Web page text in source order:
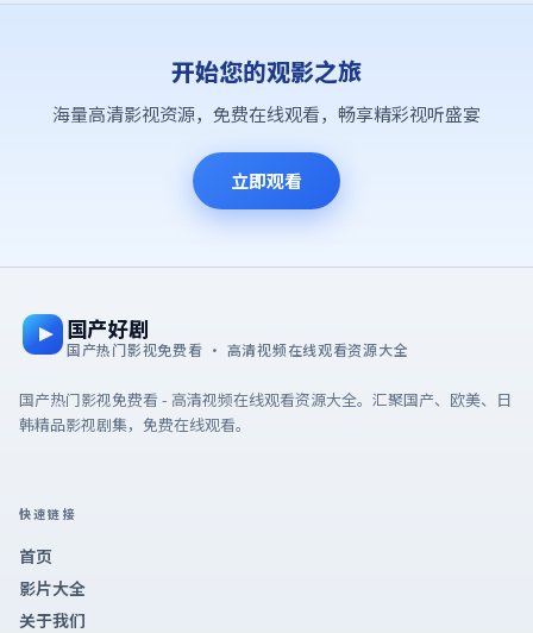
开始您的观影之旅
海量高清影视资源，免费在线观看，畅享精彩视听盛宴
立即观看
国产好剧
国产热门影视免费看 · 高清视频在线观看资源大全
国产热门影视免费看 - 高清视频在线观看资源大全。汇聚国产、欧美、日
韩精品影视剧集，免费在线观看。
快速链接
首页
影片大全
关于我们